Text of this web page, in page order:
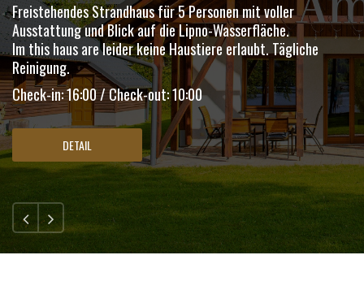
Freistehendes Strandhaus für 5 Personen mit voller
Ausstattung und Blick auf die Lipno-Wasserfläche.
Im this haus are leider keine Haustiere erlaubt. Tägliche
Reinigung.
Check-in: 16:00 / Check-out: 10:00
DETAIL